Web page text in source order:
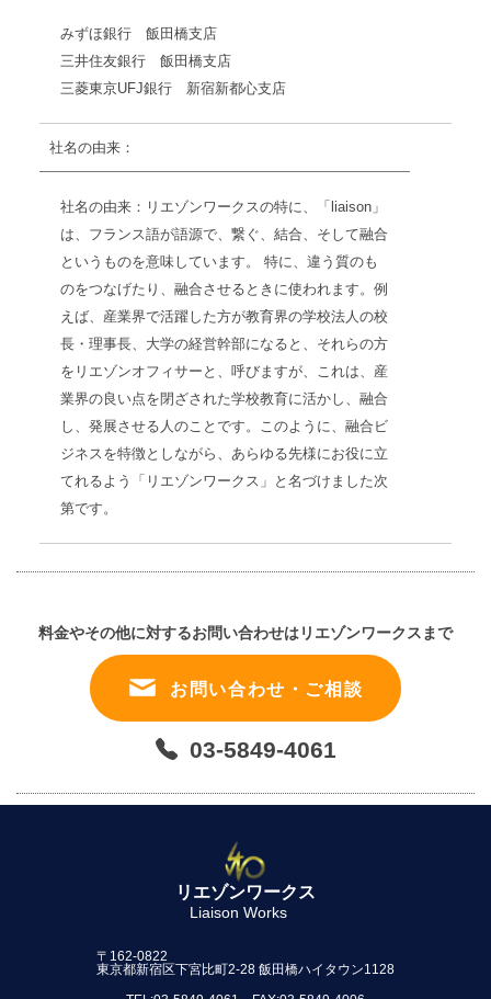
みずほ銀行 飯田橋支店
三井住友銀行 飯田橋支店
三菱東京UFJ銀行 新宿新都心支店
社名の由来：
社名の由来：リエゾンワークスの特に、「liaison」
は、フランス語が語源で、繋ぐ、結合、そして融合
というものを意味しています。 特に、違う質のも
のをつなげたり、融合させるときに使われます。例
えば、産業界で活躍した方が教育界の学校法人の校
長・理事長、大学の経営幹部になると、それらの方
をリエゾンオフィサーと、呼びますが、これは、産
業界の良い点を閉ざされた学校教育に活かし、融合
し、発展させる人のことです。このように、融合ビ
ジネスを特徴としながら、あらゆる先様にお役に立
てれるよう「リエゾンワークス」と名づけました次
第です。
料金やその他に対するお問い合わせはリエゾンワークスまで
お問い合わせ・ご相談
03-5849-4061
リエゾンワークス
Liaison Works
〒162-0822
東京都新宿区下宮比町2-28 飯田橋ハイタウン1128